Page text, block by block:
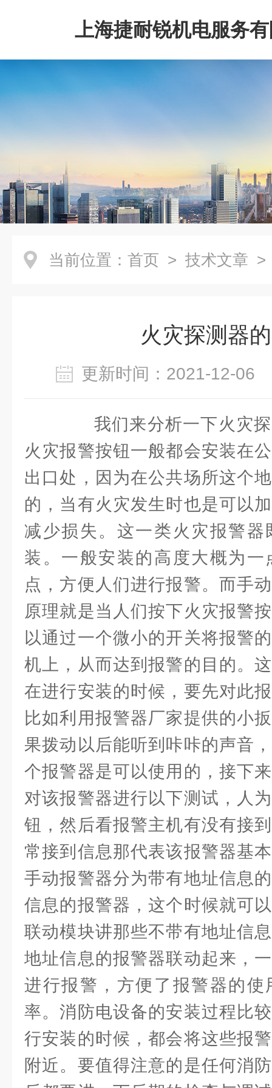
上海捷耐锐机电服务
当前位置： 首页 > 技术文章 >
火灾探测器
更新时间：2021-12-
我们来分析一下火灾探
火灾报警按钮一般都会安装在
出口处，因为在公共场所这个
的，当有火灾发生时也是可以
减少损失。这一类火灾报警
装。一般安装的高度大概为
点，方便人们进行报警。而手
原理就是当人们按下火灾报警
以通过一个微小的开关将报警
机上，从而达到报警的目的。
在进行安装的时候，要先对此
比如利用报警器厂家提供的小
果拨动以后能听到咔咔的声音
个报警器是可以使用的，接下
对该报警器进行以下测试，人
钮，然后看报警主机有没有接
常接到信息那代表该报警器基
手动报警器分为带有地址信息
信息的报警器，这个时候就可
联动模块讲那些不带有地址信
地址信息的报警器联动起来，
进行报警，方便了报警器的使
率。消防电设备的安装过程比
行安装的时候，都会将这些报
附近。要值得注意的是任何消